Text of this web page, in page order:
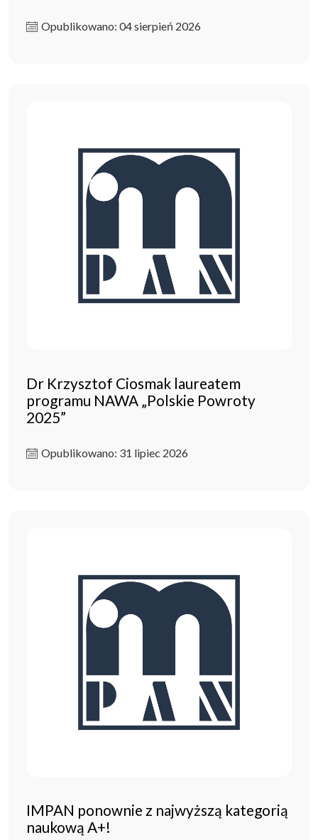
Opublikowano: 04 sierpień 2026
Dr Krzysztof Ciosmak laureatem
programu NAWA „Polskie Powroty
2025”
Opublikowano: 31 lipiec 2026
IMPAN ponownie z najwyższą kategorią
naukową A+!